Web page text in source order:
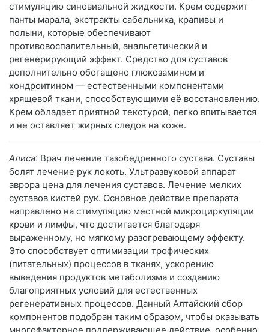
стимуляцию синовиальной жидкости. Крем содержит
панты марала, экстракты сабельника, крапивы и
полыни, которые обеспечивают
противовоспалительный, анальгетический и
регенерирующий эффект. Средство для суставов
дополнительно обогащено глюкозамином и
хондроитином — естественными компонентами
хрящевой ткани, способствующими её восстановлению.
Крем обладает приятной текстурой, легко впитывается
и не оставляет жирных следов на коже.
Алиса: Врач лечение тазобедренного сустава. Суставы
болят лечение рук локоть. Ультразвуковой аппарат
аврора цена для лечения суставов. Лечение мелких
суставов кистей рук. Основное действие препарата
направлено на стимуляцию местной микроциркуляции
крови и лимфы, что достигается благодаря
выраженному, но мягкому разогревающему эффекту.
Это способствует оптимизации трофических
(питательных) процессов в тканях, ускорению
выведения продуктов метаболизма и созданию
благоприятных условий для естественных
регенеративных процессов. Данный Алтайский сбор
компонентов подобран таким образом, чтобы оказывать